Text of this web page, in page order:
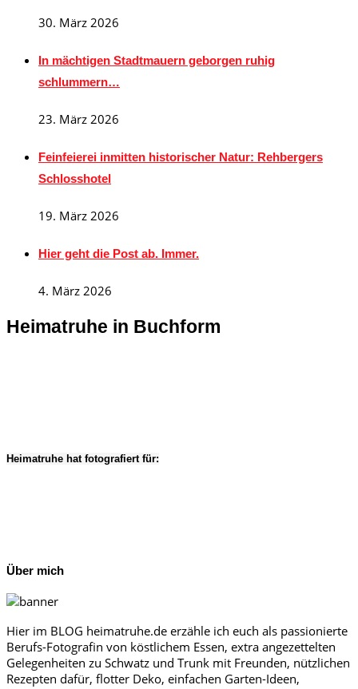
30. März 2026
In mächtigen Stadtmauern geborgen ruhig
schlummern…
23. März 2026
Feinfeierei inmitten historischer Natur: Rehbergers
Schlosshotel
19. März 2026
Hier geht die Post ab. Immer.
4. März 2026
Heimatruhe in Buchform
Heimatruhe hat fotografiert für:
Über mich
Hier im BLOG heimatruhe.de erzähle ich euch als passionierte
Berufs-Fotografin von köstlichem Essen, extra angezettelten
Gelegenheiten zu Schwatz und Trunk mit Freunden, nützlichen
Rezepten dafür, flotter Deko, einfachen Garten-Ideen,